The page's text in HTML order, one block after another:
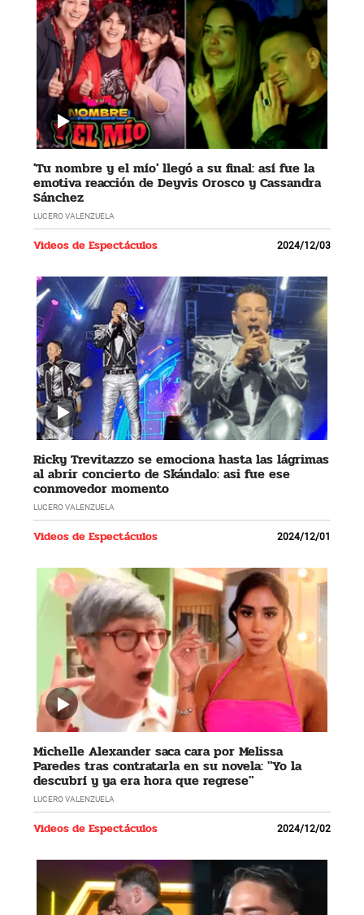
'Tu nombre y el mío' llegó a su final: así fue la
emotiva reacción de Deyvis Orosco y Cassandra
Sánchez
LUCERO VALENZUELA
Videos de Espectáculos 2024/12/03
Ricky Trevitazzo se emociona hasta las lágrimas
al abrir concierto de Skándalo: asi fue ese
conmovedor momento
LUCERO VALENZUELA
Videos de Espectáculos 2024/12/01
Michelle Alexander saca cara por Melissa
Paredes tras contratarla en su novela: "Yo la
descubrí y ya era hora que regrese"
LUCERO VALENZUELA
Videos de Espectáculos 2024/12/02